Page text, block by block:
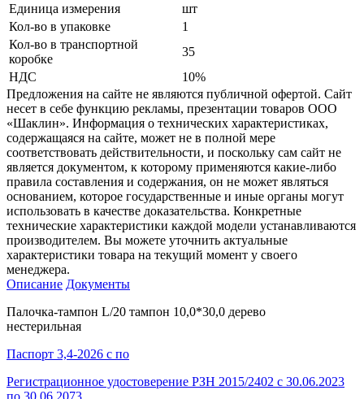
Единица измерения
шт
Кол-во в упаковке
1
Кол-во в транспортной
коробке
35
НДС
10%
Предложения на сайте не являются публичной офертой. Сайт
несет в себе функцию рекламы, презентации товаров ООО
«Шаклин». Информация о технических характеристиках,
содержащаяся на сайте, может не в полной мере
соответствовать действительности, и поскольку сам сайт не
является документом, к которому применяются какие-либо
правила составления и содержания, он не может являться
основанием, которое государственные и иные органы могут
использовать в качестве доказательства. Конкретные
технические характеристики каждой модели устанавливаются
производителем. Вы можете уточнить актуальные
характеристики товара на текущий момент у своего
менеджера.
Описание Документы
Палочка-тампон L/20 тампон 10,0*30,0 дерево
нестерильная
Паспорт 3,4-2026 с по
Регистрационное удостоверение РЗН 2015/2402 с 30.06.2023
по 30.06.2073